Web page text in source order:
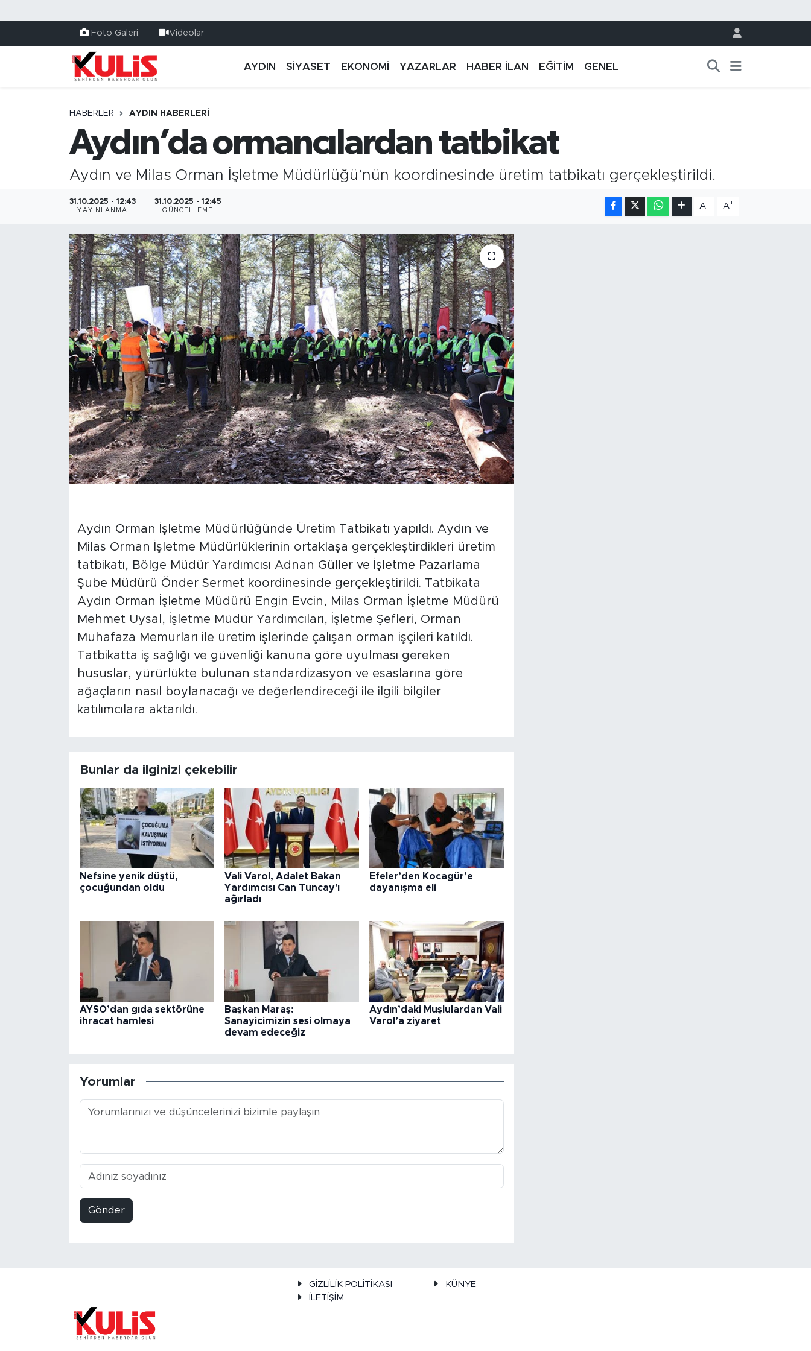
Foto Galeri Videolar
AYDIN SİYASET EKONOMİ YAZARLAR HABER İLAN EĞİTİM GENEL
HABERLER AYDIN HABERLERI
Aydın’da ormancılardan tatbikat
Aydın ve Milas Orman İşletme Müdürlüğü’nün koordinesinde üretim tatbikatı gerçekleştirildi.
31.10.2025 - 12:43
YAYINLANMA
31.10.2025 - 12:45
GÜNCELLEME
A- A+
Aydın Orman İşletme Müdürlüğünde Üretim Tatbikatı yapıldı. Aydın ve
Milas Orman İşletme Müdürlüklerinin ortaklaşa gerçekleştirdikleri üretim
tatbikatı, Bölge Müdür Yardımcısı Adnan Güller ve İşletme Pazarlama
Şube Müdürü Önder Sermet koordinesinde gerçekleştirildi. Tatbikata
Aydın Orman İşletme Müdürü Engin Evcin, Milas Orman İşletme Müdürü
Mehmet Uysal, İşletme Müdür Yardımcıları, İşletme Şefleri, Orman
Muhafaza Memurları ile üretim işlerinde çalışan orman işçileri katıldı.
Tatbikatta iş sağlığı ve güvenliği kanuna göre uyulması gereken
hususlar, yürürlükte bulunan standardizasyon ve esaslarına göre
ağaçların nasıl boylanacağı ve değerlendireceği ile ilgili bilgiler
katılımcılara aktarıldı.
Bunlar da ilginizi çekebilir
Nefsine yenik düştü,
çocuğundan oldu
Vali Varol, Adalet Bakan
Yardımcısı Can Tuncay'ı
ağırladı
Efeler’den Kocagür’e
dayanışma eli
AYSO’dan gıda sektörüne
ihracat hamlesi
Başkan Maraş:
Sanayicimizin sesi olmaya
devam edeceğiz
Aydın’daki Muşlulardan Vali
Varol’a ziyaret
Yorumlar
Gönder
GİZLİLİK POLİTİKASI
KÜNYE
İLETİŞİM